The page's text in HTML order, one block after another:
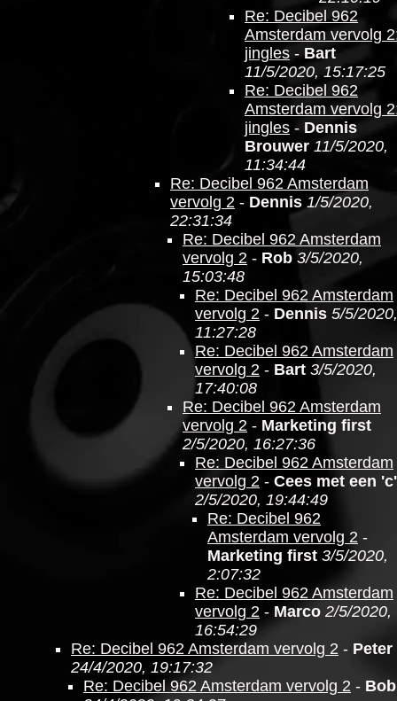
Re: Decibel 962
Amsterdam vervolg
jingles - Bart
11/5/2020, 15:17:25
Re: Decibel 962
Amsterdam vervolg
jingles - Dennis
Brouwer 11/5/2020,
11:34:44
Re: Decibel 962 Amsterdam
vervolg 2 - Dennis 1/5/2020,
22:31:34
Re: Decibel 962 Amsterdam
vervolg 2 - Rob 3/5/2020,
15:03:48
Re: Decibel 962 Amsterdam
vervolg 2 - Dennis 5/5/2020,
11:27:28
Re: Decibel 962 Amsterdam
vervolg 2 - Bart 3/5/2020,
17:40:08
Re: Decibel 962 Amsterdam
vervolg 2 - Marketing first
2/5/2020, 16:27:36
Re: Decibel 962 Amsterdam
vervolg 2 - Cees met een 'c'
2/5/2020, 19:44:49
Re: Decibel 962
Amsterdam vervolg 2 -
Marketing first 3/5/2020,
2:07:32
Re: Decibel 962 Amsterdam
vervolg 2 - Marco 2/5/2020,
16:54:29
Re: Decibel 962 Amsterdam vervolg 2 - Peter
24/4/2020, 19:17:32
Re: Decibel 962 Amsterdam vervolg 2 - Bob